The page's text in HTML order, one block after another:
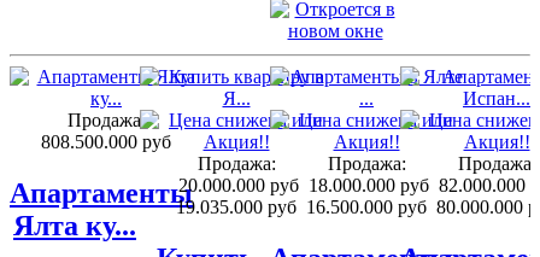
Продажа:
808.500.000 руб
Апартаменты
Ялта ку...
Продажа:
20.000.000 руб
19.035.000 руб
Продажа:
18.000.000 руб
16.500.000 руб
Продажа:
82.000.000
80.000.000